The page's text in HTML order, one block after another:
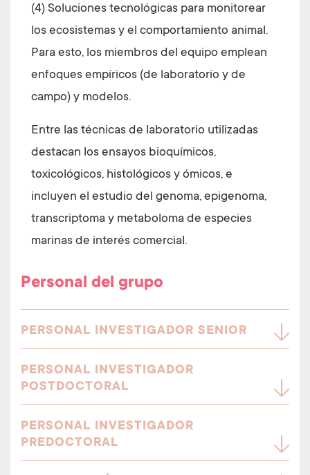
(4) Soluciones tecnológicas para monitorear
los ecosistemas y el comportamiento animal.
Para esto, los miembros del equipo emplean
enfoques empíricos (de laboratorio y de
campo) y modelos.
Entre las técnicas de laboratorio utilizadas
destacan los ensayos bioquímicos,
toxicológicos, histológicos y ómicos, e
incluyen el estudio del genoma, epigenoma,
transcriptoma y metaboloma de especies
marinas de interés comercial.
Personal del grupo
PERSONAL INVESTIGADOR SENIOR
PERSONAL INVESTIGADOR
POSTDOCTORAL
PERSONAL INVESTIGADOR
PREDOCTORAL